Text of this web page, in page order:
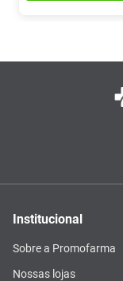
Institucional
Sobre a Promofarma
Nossas lojas